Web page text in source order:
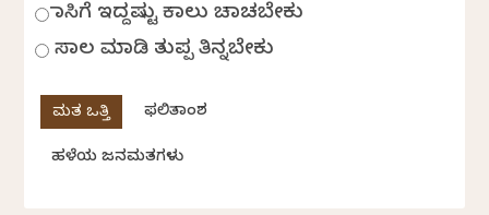
ಹಾಸಿಗೆ ಇದ್ದಷ್ಟು ಕಾಲು ಚಾಚಬೇಕು
ಸಾಲ ಮಾಡಿ ತುಪ್ಪ ತಿನ್ನಬೇಕು
ಫಲಿತಾಂಶ
ಹಳೆಯ ಜನಮತಗಳು